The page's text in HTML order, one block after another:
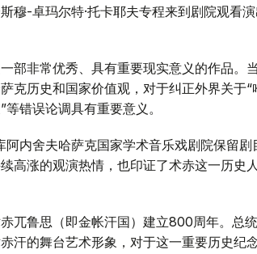
部非常优秀、具有重要现实意义的作品。
等错误论调具有重要意义。
内舍夫哈萨克国家学术音乐戏剧院保留剧